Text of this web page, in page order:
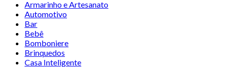
Armarinho e Artesanato
Automotivo
Bar
Bebê
Bomboniere
Brinquedos
Casa Inteligente